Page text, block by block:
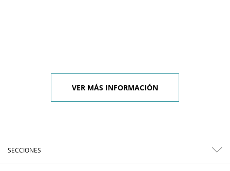
VER MÁS INFORMACIÓN
SECCIONES